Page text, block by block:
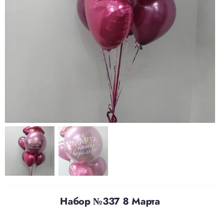
Политика конфиденциальности
Набор №337 8 Марта